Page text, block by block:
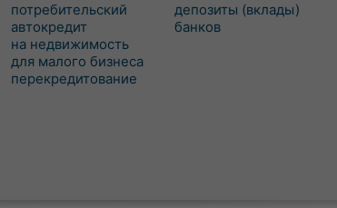
потребительский
автокредит
на недвижимость
для малого бизнеса
перекредитование
депозиты (вклады)
банков